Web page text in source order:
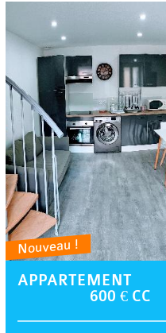
Nouveau !
APPARTEMENT
600 € CC